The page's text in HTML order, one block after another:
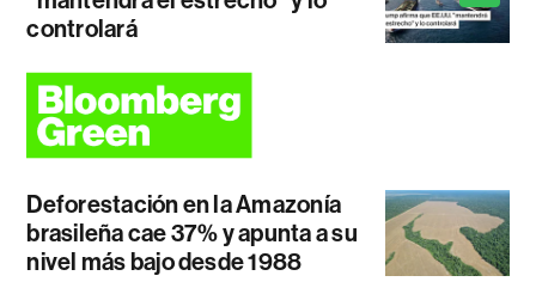
controlará
Deforestación en la Amazonía
brasileña cae 37% y apunta a su
nivel más bajo desde 1988